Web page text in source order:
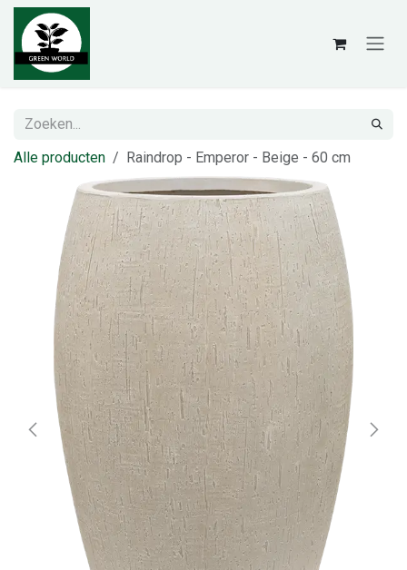
Overslaan naar inhoud
Alle producten Raindrop - Emperor - Beige - 60 cm